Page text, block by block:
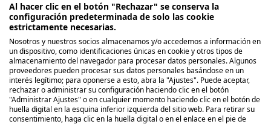
Nosotros
Quienes Somos
Políticas de publicación
Al hacer clic en el botón "Rechazar" se conserva la
configuración predeterminada de solo las cookie
estrictamente necesarias.
Nosotros y nuestros socios almacenamos y/o accedemos a información en
un dispositivo, como identificaciones únicas en cookie y otros tipos de
almacenamiento del navegador para procesar datos personales. Algunos
proveedores pueden procesar sus datos personales basándose en un
interés legítimo; para oponerse a esto, abra la "Ajustes". Puede aceptar,
rechazar o administrar su configuración haciendo clic en el botón
"Administrar Ajustes" o en cualquier momento haciendo clic en el botón de
huella digital en la esquina inferior izquierda del sitio web. Para retirar su
consentimiento, haga clic en la huella digital o en el enlace en el pie de